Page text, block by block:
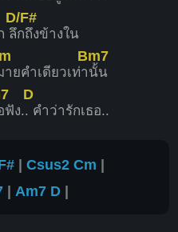
ลึ
D/F#
กถึงข้างใน
ายคำเดียวเท่า
Bm7
นั้น
ฟัง.
D
. คำว่ารักเธอ..
| Csus2 Cm |
| Am7 D |